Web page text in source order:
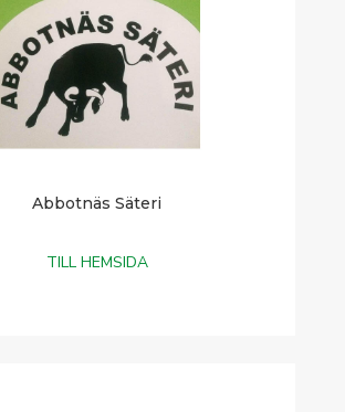
Abbotnäs Säteri
TILL HEMSIDA